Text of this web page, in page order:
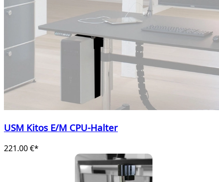
USM Kitos E/M CPU-Halter
221.00 €*